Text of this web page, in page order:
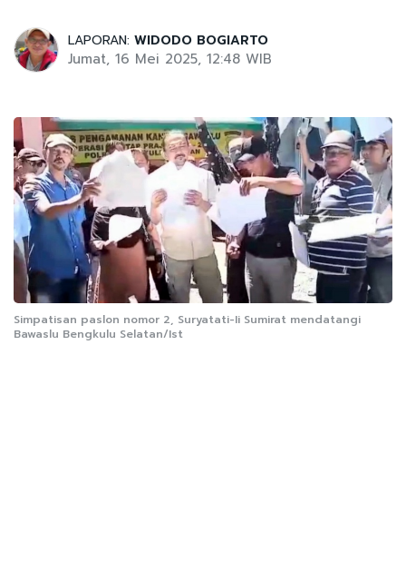
LAPORAN: WIDODO BOGIARTO
Jumat, 16 Mei 2025, 12:48 WIB
Simpatisan paslon nomor 2, Suryatati-Ii Sumirat mendatangi
Bawaslu Bengkulu Selatan/Ist